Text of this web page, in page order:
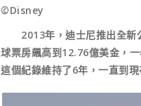
©Disney
2013年，迪士尼推出全新
球票房飆高到12.76億美金，
這個紀錄維持了6年，一直到